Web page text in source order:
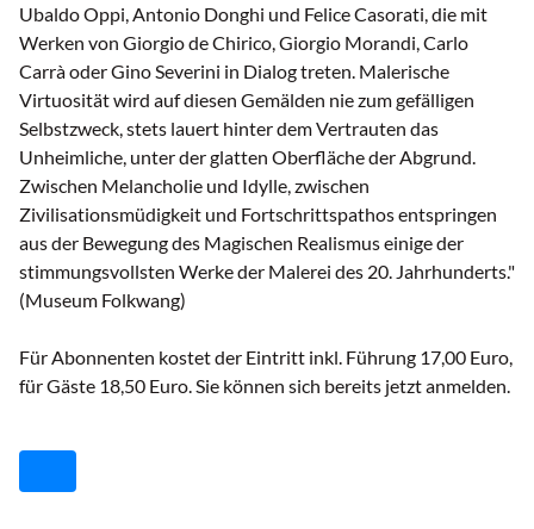
Ubaldo Oppi, Antonio Donghi und Felice Casorati, die mit
Werken von Giorgio de Chirico, Giorgio Morandi, Carlo
Carrà oder Gino Severini in Dialog treten. Malerische
Virtuosität wird auf diesen Gemälden nie zum gefälligen
Selbstzweck, stets lauert hinter dem Vertrauten das
Unheimliche, unter der glatten Oberfläche der Abgrund.
Zwischen Melancholie und Idylle, zwischen
Zivilisationsmüdigkeit und Fortschrittspathos entspringen
aus der Bewegung des Magischen Realismus einige der
stimmungsvollsten Werke der Malerei des 20. Jahrhunderts."
(Museum Folkwang)
Für Abonnenten kostet der Eintritt inkl. Führung 17,00 Euro,
für Gäste 18,50 Euro. Sie können sich bereits jetzt anmelden.